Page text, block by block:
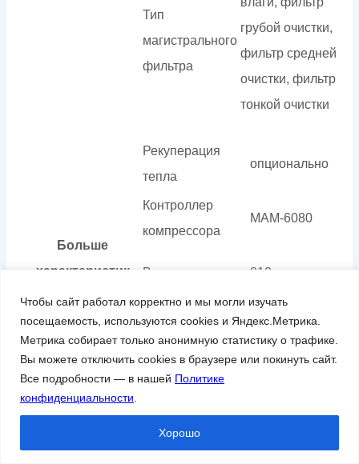
Чтобы сайт работал корректно и мы могли изучать
посещаемость, используются cookies и Яндекс.Метрика.
Метрика собирает только анонимную статистику о трафике.
Вы можете отключить cookies в браузере или покинуть сайт.
Все подробности — в нашей Политике
конфиденциальности
Хорошо
Тип
магистрального
фильтра
грубой очистки,
фильтр средней
очистки, фильтр
тонкой очистки
Больше
характеристик
Рекуперация
тепла
опционально
Контроллер
компрессора
МАМ-6080
Вес 810 кг
Габариты
2000 × 900 ×
Эффективность промышленного оборудования
напрямую зависит от множества факторов,